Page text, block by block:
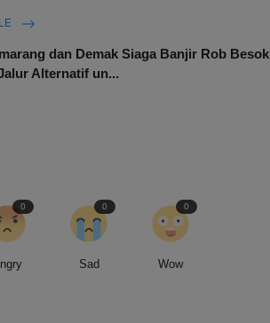
dan Demak Siaga Banjir Rob Besok
Alternatif un...
0
Sad
0
Wow
0